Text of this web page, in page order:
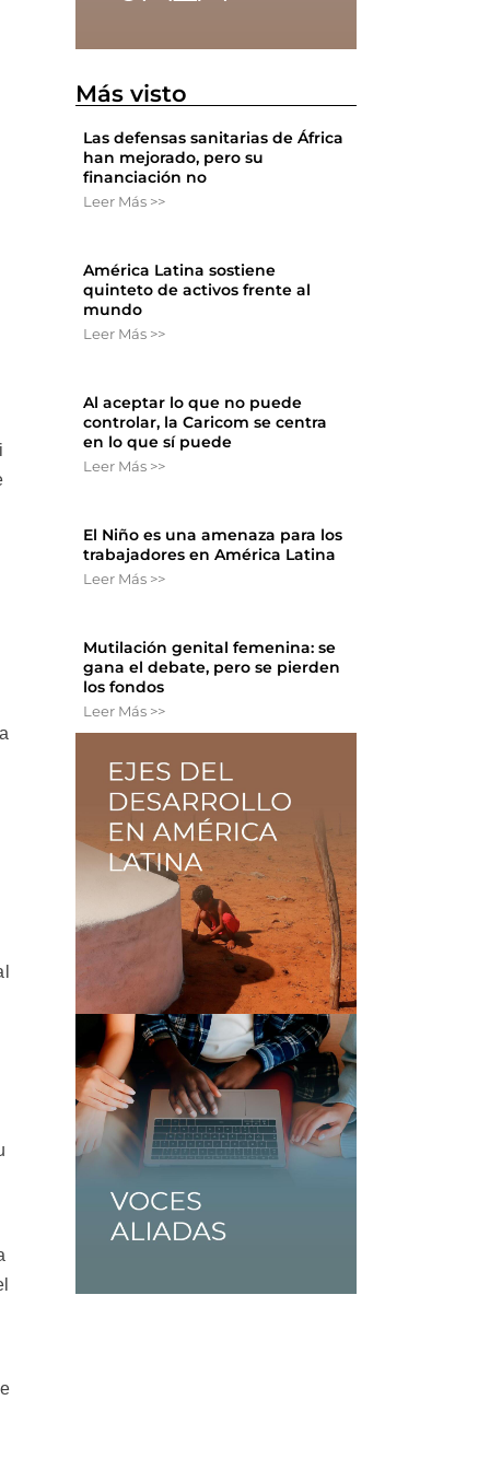
Más visto
Las defensas sanitarias de África
han mejorado, pero su
financiación no
Leer Más >>
América Latina sostiene
quinteto de activos frente al
mundo
Leer Más >>
Al aceptar lo que no puede
controlar, la Caricom se centra
en lo que sí puede
Leer Más >>
El Niño es una amenaza para los
trabajadores en América Latina
Leer Más >>
Mutilación genital femenina: se
gana el debate, pero se pierden
los fondos
Leer Más >>